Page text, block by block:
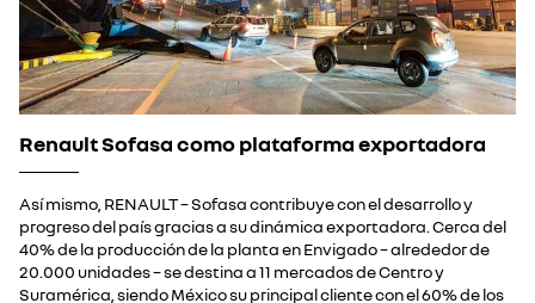
Renault Sofasa como plataforma exportadora
Así mismo, RENAULT – Sofasa contribuye con el desarrollo y
progreso del país gracias a su dinámica exportadora. Cerca del
40% de la producción de la planta en Envigado – alrededor de
20.000 unidades – se destina a 11 mercados de Centro y
Suramérica, siendo México su principal cliente con el 60% de los